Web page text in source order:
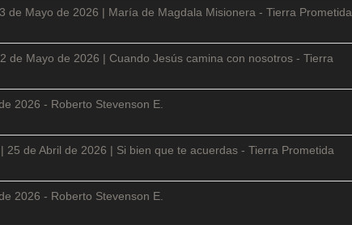
de Mayo de 2026 | María de Magdala Misionera - Tierra Prometida
de Mayo de 2026 | Cuando Jesús camina con nosotros - Tierra
2026 - Roberto Stevenson E.
25 de Abril de 2026 | Si bien que te acuerdas - Tierra Prometida
2026 - Roberto Stevenson E.